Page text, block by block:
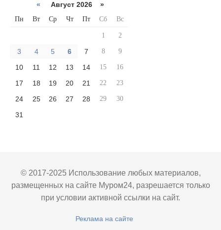
« Август 2026 »
Пн Вт Ср Чт Пт Сб Вс
1 2
3 4 5 6 7 8 9
10 11 12 13 14 15 16
17 18 19 20 21 22 23
24 25 26 27 28 29 30
31
© 2017-2025 Использование любых материалов,
размещенных на сайте Муром24, разрешается только
при условии активной ссылки на сайт.
Реклама на сайте